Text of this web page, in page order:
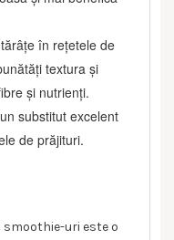
în rețetele de
textura și
și nutrienți.
substitut excelent
de prăjituri.
uri este o